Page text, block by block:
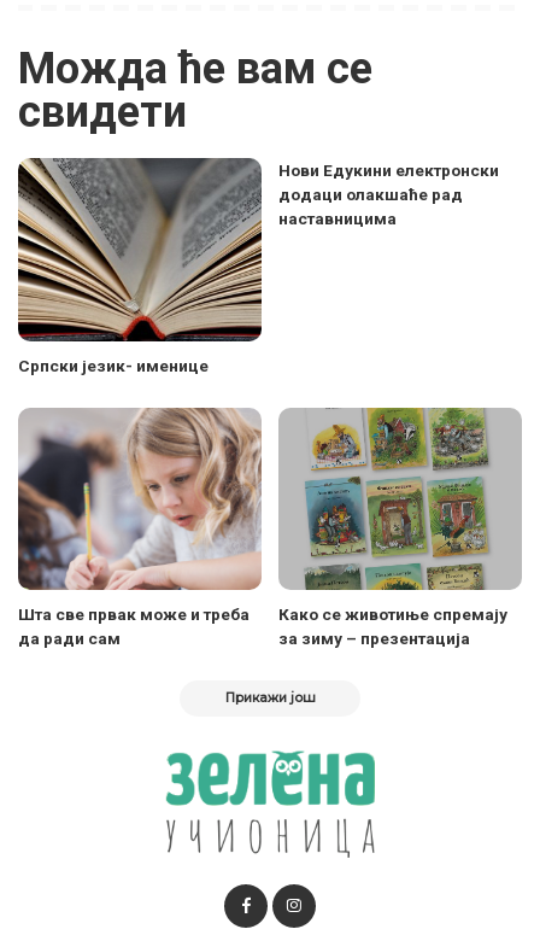
Можда ће вам се
свидети
Српски језик- именице
Нови Едукини електронски
додаци олакшаће рад
наставницима
Шта све првак може и треба
да ради сам
Како се животиње спремају
за зиму – презентација
Прикажи још